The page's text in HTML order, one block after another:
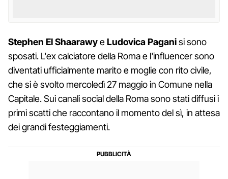
Stephen El ShaarawyeLudovicaPaganisi sono
sposati. L'ex calciatore della Roma e l'influencer sono
diventati ufficialmente marito e moglie con rito civile,
che si è svolto mercoledì 27 maggio in Comune nella
Capitale. Sui canali social della Roma sono stati diffusi i
primi scatti che raccontano il momento del sì, in attesa
dei grandi festeggiamenti.